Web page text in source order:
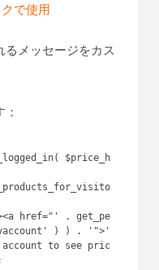
で使用
メッセージをカス
$price_h
) ) . '">'
to see pric